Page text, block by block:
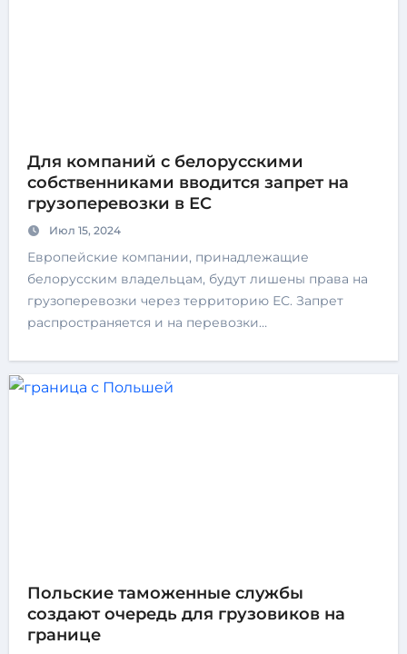
Для компаний с белорусскими
собственниками вводится запрет на
грузоперевозки в ЕС
Июл 15, 2024
Европейские компании, принадлежащие
белорусским владельцам, будут лишены права на
грузоперевозки через территорию ЕС. Запрет
распространяется и на перевозки…
Польские таможенные службы
создают очередь для грузовиков на
границе